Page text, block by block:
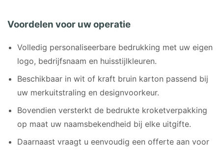
Voordelen voor uw operatie
Volledig personaliseerbare bedrukking met uw eigen
logo, bedrijfsnaam en huisstijlkleuren.
Beschikbaar in wit of kraft bruin karton passend bij
uw merkuitstraling en designvoorkeur.
Bovendien versterkt de bedrukte kroketverpakking
op maat uw naamsbekendheid bij elke uitgifte.
Daarnaast vraagt u eenvoudig een offerte aan voor